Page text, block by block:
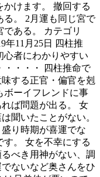
かけます。 撤回する
る。 2月運も同じ宮で
ある。 カテゴリ
年11月25日 四柱推
心者にわかりやすい
・・・・ 四柱推命で
する正官・偏官を剋
ボーイフレンドに事
ば問題が出る。 女
聞いたことがない。
り時期が喜運でな
。 女を不幸にする
べき用神がない、調
ないなど奥さんをひ